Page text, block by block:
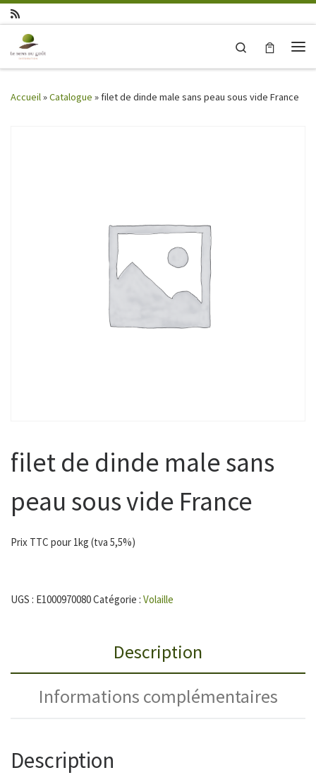
Skip to content
Search
Accueil»Catalogue »filet de dinde male sans peau sous vide France
filet de dinde male sans
peau sous vide France
Prix TTC pour 1kg (tva 5,5%)
UGS : E1000970080Catégorie : Volaille
Description
Informations complémentaires
Description